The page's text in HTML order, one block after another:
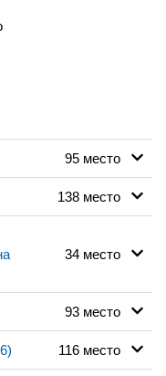
95 место
138 место
34 место
93 место
116 место